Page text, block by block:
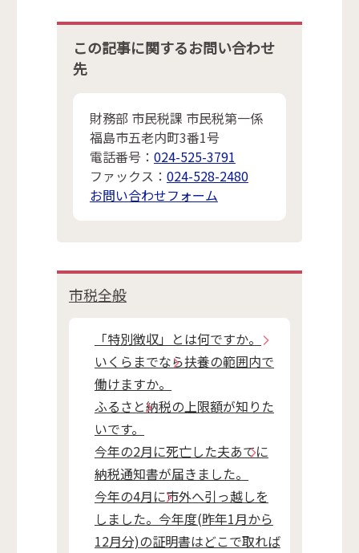
この記事に関するお問い合わせ
先
財務部 市民税課 市民税第一係
福島市五老内町3番1号
電話番号： 024-525-3791
ファックス： 024-528-2480
お問い合わせフォーム
市税全般
「特別徴収」とは何ですか。
いくらまでなら扶養の範囲内で
働けますか。
ふるさと納税の上限額が知りた
いです。
今年の2月に死亡した夫あてに
納税通知書が届きました。
今年の4月に市外へ引っ越しを
しました。今年度(昨年1月から
12月分)の証明書はどこで取れば